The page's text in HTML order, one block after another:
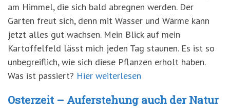
am Himmel, die sich bald abregnen werden. Der
Garten freut sich, denn mit Wasser und Wärme kann
jetzt alles gut wachsen. Mein Blick auf mein
Kartoffelfeld lässt mich jeden Tag staunen. Es ist so
unbegreiflich, wie sich diese Pflanzen erholt haben.
Was ist passiert? Hier weiterlesen
Osterzeit – Auferstehung auch der Natur